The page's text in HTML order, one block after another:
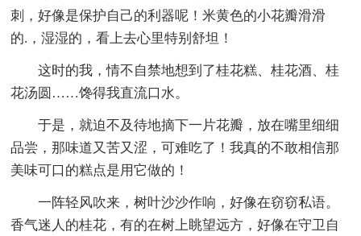
刺，好像是保护自己的利器呢！米黄色的小花瓣滑滑
的.，湿湿的，看上去心里特别舒坦！
这时的我，情不自禁地想到了桂花糕、桂花酒、桂
花汤圆……馋得我直流口水。
于是，就迫不及待地摘下一片花瓣，放在嘴里细细
品尝，那味道又苦又涩，可难吃了！我真的不敢相信那
美味可口的糕点是用它做的！
一阵轻风吹来，树叶沙沙作响，好像在窃窃私语。
香气迷人的桂花，有的在树上眺望远方，好像在守卫自